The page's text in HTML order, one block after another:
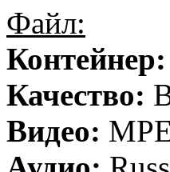
Файл:
Контейнер:
Качество:
Видео: